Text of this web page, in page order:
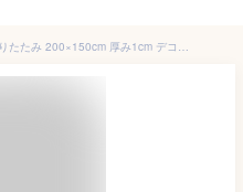
プールマット ビニールプール用 折りたたみ 200×150cm 厚み1cm デコボコ軽減 滑り止め お手入れ簡単 軽量 安全 厚手 アウトドア 水遊び キャンプ レジャー プレイマット 多用途 クッション性 XPEフォーム 【送料無料】